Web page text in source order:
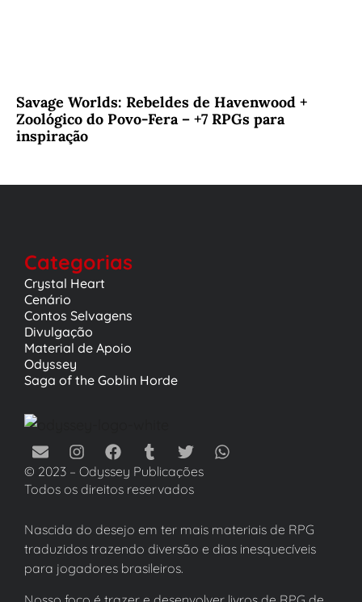
Savage Worlds: Rebeldes de Havenwood +
Zoológico do Povo-Fera – +7 RPGs para
inspiração
Categorias
Crystal Heart
Cenário
Contos Selvagens
Divulgação
Material de Apoio
Odyssey
Saga of the Goblin Horde
© 2023 – Odyssey Publicações
Todos os direitos reservados
Nascida do desejo em ter mais materiais de RPG
traduzidos trazendo diversão e dias inesquecíveis
para jogadores brasileiros.